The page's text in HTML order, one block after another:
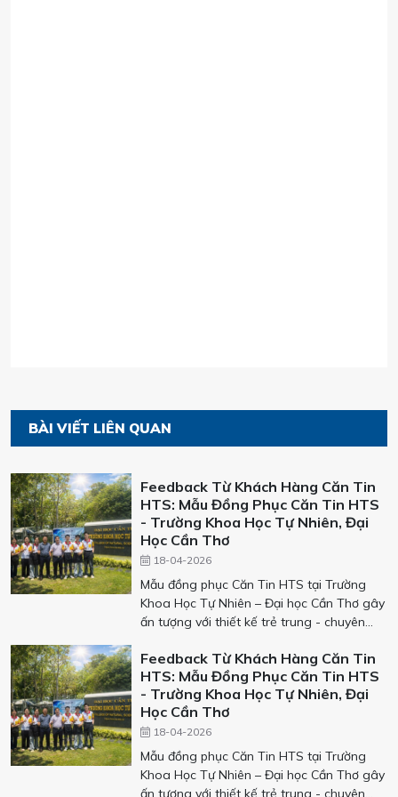
BÀI VIẾT LIÊN QUAN
Feedback Từ Khách Hàng Căn Tin
HTS: Mẫu Đồng Phục Căn Tin HTS
- Trường Khoa Học Tự Nhiên, Đại
Học Cần Thơ
18-04-2026
Mẫu đồng phục Căn Tin HTS tại Trường
Khoa Học Tự Nhiên – Đại học Cần Thơ gây
ấn tượng với thiết kế trẻ trung - chuyên
trắng - đỏ - vàng nổi bật cùng form áo
polo hiện đại. Sau thời gian sử dụng,
khách hàng đánh giá cao sự thoáng mát,
thoải mái, bền đẹp và khả năng nâng tầm
hình ảnh đội ngũ phục vụ. Không chỉ là
đồng phục, đây còn là giải pháp giúp căn
tin xây dựng sự đồng bộ và chuyên nghiệp
trong môi trường học đường.
Feedback Từ Khách Hàng Căn Tin
HTS: Mẫu Đồng Phục Căn Tin HTS
- Trường Khoa Học Tự Nhiên, Đại
Học Cần Thơ
18-04-2026
Mẫu đồng phục Căn Tin HTS tại Trường
Khoa Học Tự Nhiên – Đại học Cần Thơ gây
ấn tượng với thiết kế trẻ trung - chuyên